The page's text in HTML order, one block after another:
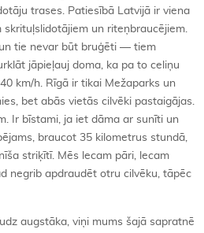
trases. Patiesībā Latvijā ir viena
skrituļslidotājiem un riteņbraucējiem.
tie nevar būt bruģēti — tiem
jāpieļauj doma, ka pa to celiņu
km/h. Rīgā ir tikai Mežaparks un
bet abās vietās cilvēki pastaigājas.
Ir bīstami, ja iet dāma ar sunīti un
braucot 35 kilometrus stundā,
striķītī. Mēs lecam pāri, lecam
negrib apdraudēt otru cilvēku, tāpēc
augstāka, viņi mums šajā sapratnē